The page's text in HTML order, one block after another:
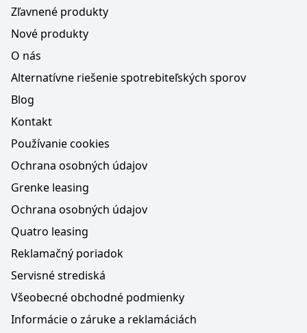
Zľavnené produkty
Nové produkty
O nás
Alternatívne riešenie spotrebiteľských sporov
Blog
Kontakt
Používanie cookies
Ochrana osobných údajov
Grenke leasing
Ochrana osobných údajov
Quatro leasing
Reklamačný poriadok
Servisné strediská
Všeobecné obchodné podmienky
Informácie o záruke a reklamáciách